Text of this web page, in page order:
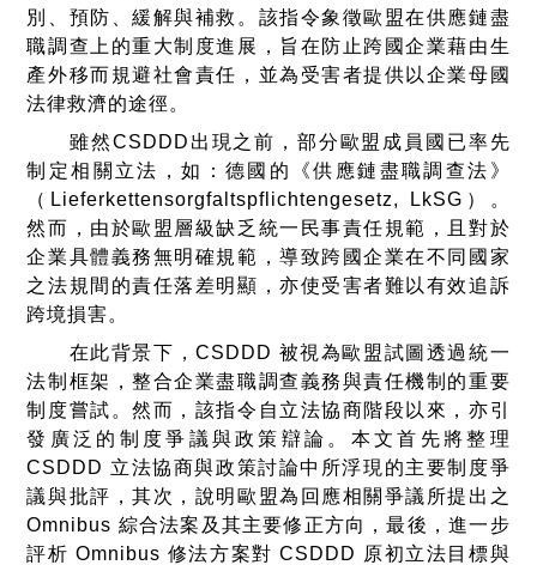
別、預防、緩解與補救。該指令象徵歐盟在供應鏈盡
職調查上的重大制度進展，旨在防止跨國企業藉由生
產外移而規避社會責任，並為受害者提供以企業母國
法律救濟的途徑。
雖然CSDDD出現之前，部分歐盟成員國已率先
制定相關立法，如：德國的《供應鏈盡職調查法》
（Lieferkettensorgfaltspflichtengesetz, LkSG）。
然而，由於歐盟層級缺乏統一民事責任規範，且對於
企業具體義務無明確規範，導致跨國企業在不同國家
之法規間的責任落差明顯，亦使受害者難以有效追訴
跨境損害。
在此背景下，CSDDD 被視為歐盟試圖透過統一
法制框架，整合企業盡職調查義務與責任機制的重要
制度嘗試。然而，該指令自立法協商階段以來，亦引
發廣泛的制度爭議與政策辯論。本文首先將整理
CSDDD 立法協商與政策討論中所浮現的主要制度爭
議與批評，其次，說明歐盟為回應相關爭議所提出之
Omnibus 綜合法案及其主要修正方向，最後，進一步
評析 Omnibus 修法方案對 CSDDD 原初立法目標與